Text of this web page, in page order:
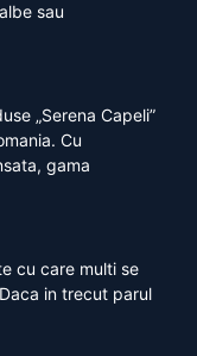
sau
„Serena Capeli”
Cu
gama
cu care multi se
in trecut parul